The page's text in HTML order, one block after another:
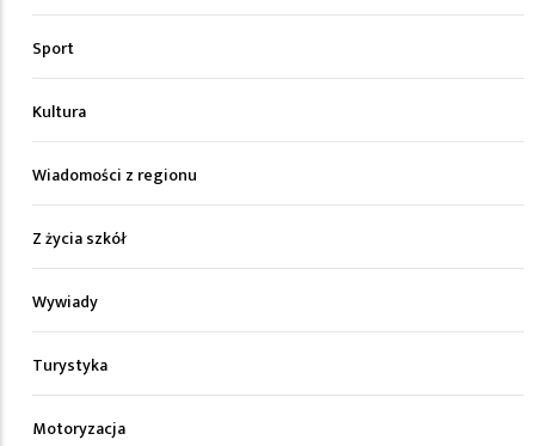
Sport
Kultura
Wiadomości z regionu
Z życia szkół
Wywiady
Turystyka
Motoryzacja